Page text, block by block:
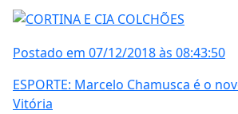
Postado em 07/12/2018 às 08:43:50
ESPORTE: Marcelo Chamusca é o
Vitória